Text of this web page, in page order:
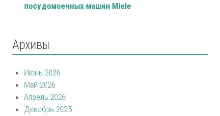
посудомоечных машин Miele
Архивы
Июнь 2026
Май 2026
Апрель 2026
Декабрь 2025